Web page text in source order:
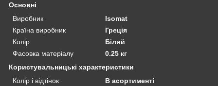
Основні
Виробник
Isomat
Країна виробник
Греція
Колір
Білий
Фасовка матеріалу
0.25 кг
Користувальницькі характеристики
Колір і відтінок
В асортименті